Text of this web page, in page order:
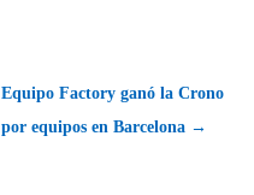
Equipo Factory ganó la Crono
por equipos en Barcelona →